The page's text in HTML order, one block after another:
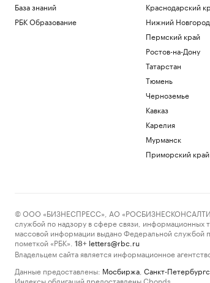
База знаний
РБК Образование
Краснодарский
Нижний Новгород
Пермский край
Ростов-на-Дону
Татарстан
Тюмень
Черноземье
Кавказ
Карелия
Мурманск
Приморский край
© ООО «БИЗНЕСПРЕСС», АО «РОСБИЗНЕСКОНСАЛТИНГ»,
службой по надзору в сфере связи, информационных
массовой информации выдано Федеральной службой
пометкой «РБК».
18+ letters@rbc.ru
Владельцем сайта является информационное
Данные предоставлены: Мосбиржа Санкт-
Индексы облигаций предоставлены Cbonds.